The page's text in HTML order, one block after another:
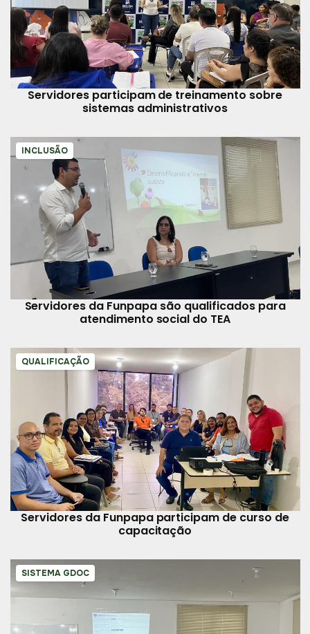
Servidores participam de treinamento sobre
sistemas administrativos
INCLUSÃO
Servidores da Funpapa são qualificados para
atendimento social do TEA
QUALIFICAÇÃO
Servidores da Funpapa participam de curso de
capacitação
SISTEMA GDOC